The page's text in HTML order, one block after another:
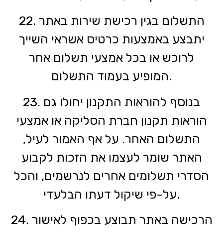
22. התשלום בגין רכישת שירות באתר
יתבצע באמצעות כרטיס אשראי השייך
לרוכש או בכל אמצעי תשלום אחר
המופיע בעמוד התשלום.
23. בנוסף להוראות התקנון יחולו גם
הוראות תקנון חברת הסליקה או אמצעי
התשלום האחר. על אף האמור לעיל,
האתר שומר לעצמו את הזכות לקבוע
הסדרי תשלומים אחרים לנרשמים, והכל
על-פי שיקול דעתו הבלעדי.
24. הרכישה באתר תבוצע בכפוף לאישור